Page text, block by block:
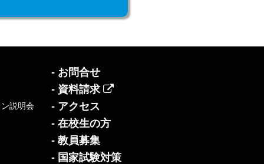
説明会
- お問合せ
- 資料請求
- アクセス
- 在校生の方
- 教員募集
- 国家試験対策